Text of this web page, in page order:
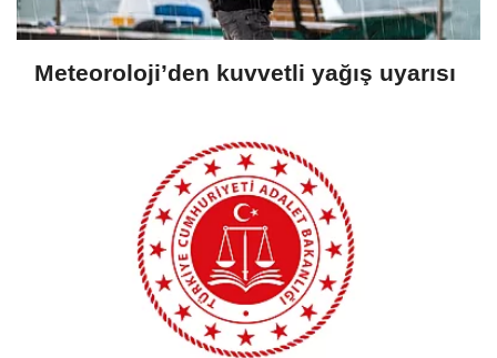
Meteoroloji’den kuvvetli yağış uyarısı